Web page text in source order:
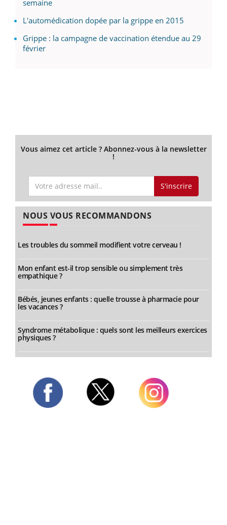
semaine
L'automédication dopée par la grippe en 2015
Grippe : la campagne de vaccination étendue au 29
février
Vous aimez cet article ? Abonnez-vous à la newsletter
!
S'inscrire
NOUS VOUS RECOMMANDONS
Les troubles du sommeil modifient votre cerveau !
Mon enfant est-il trop sensible ou simplement très
empathique ?
Bébés, jeunes enfants : quelle trousse à pharmacie pour
les vacances ?
Syndrome métabolique : quels sont les meilleurs exercices
physiques ?